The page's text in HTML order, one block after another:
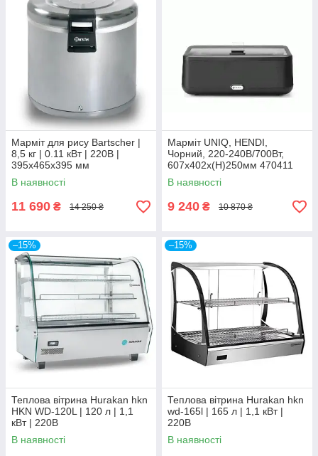
Марміт для рису Bartscher |
8,5 кг | 0.11 кВт | 220В |
395x465x395 мм
В наявності
11 690 ₴ 14 250 ₴
Марміт UNIQ, HENDI,
Чорний, 220-240В/700Вт,
607x402x(H)250мм 470411
Hendi
В наявності
9 240 ₴ 10 870 ₴
–15%
Теплова вітрина Hurakan hkn
HKN WD-120L | 120 л | 1,1
кВт | 220В
В наявності
–15%
Теплова вітрина Hurakan hkn
wd-165l | 165 л | 1,1 кВт |
220В
В наявності